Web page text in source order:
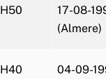
H50
17-08-
(Almere)
H40
04-09-